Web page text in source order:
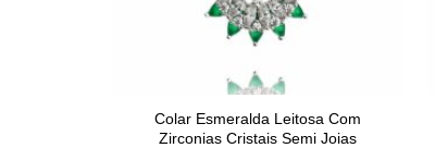
Colar Esmeralda Leitosa Com
Zirconias Cristais Semi Joias